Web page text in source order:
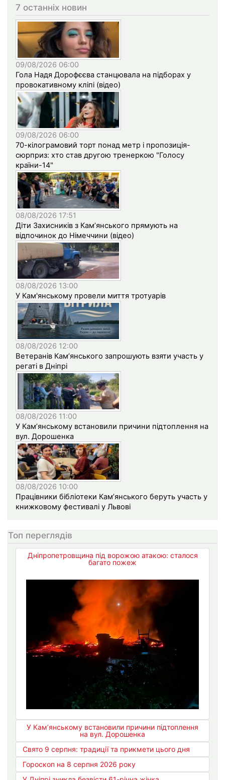
7 останніх новин
09/08/2026 06:00
Гола Надя Дорофєєва станцювала на підборах у
провокативному кліпі (відео)
09/08/2026 06:00
70-кілограмовий торт понад метр і пропозиція-
сюрприз: хто став другою тренеркою "Голосу
країни-14"
08/08/2026 17:51
Діти Захисників з Кам’янського прямують на
відпочинок до Німеччини (відео)
08/08/2026 13:00
У Кам'янському провели миття тротуарів
08/08/2026 12:00
Ветеранів Кам’янського запрошують взяти участь у
регаті в Дніпрі
08/08/2026 11:00
У Кам’янському встановили причини підтоплення на
вул. Дорошенка
08/08/2026 10:00
Працівники бібліотеки Кам’янського беруть участь у
книжковому фестивалі у Львові
Топ переглядів
Дніпропетровщина під ворожою атакою: сталося
багато пожеж
У Кам’янському встановили причини підтоплення
на вул. Дорошенка
Свято 9 серпня: традиції та прикмети цього дня
Гороскоп на 8 серпня 2026 року